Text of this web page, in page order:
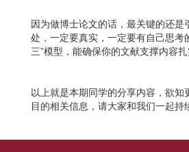
因为做博士论文的话，最关键的还是
处，一定要真实，一定要有自己思考
三”模型，能确保你的文献支撑内容扎
以上就是本期同学的分享内容，欲知
目的相关信息，请大家和我们一起持